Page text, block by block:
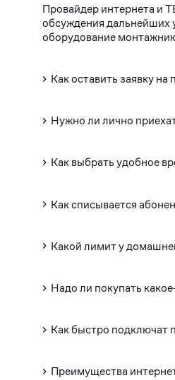
Провайдер интернета и
обсуждения дальнейших
оборудование
Как оставить заявку
Нужно ли лично
Как выбрать удобное
Как списывается
Какой лимит у
Надо ли покупать
Как быстро подключат
Преимущества